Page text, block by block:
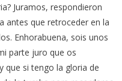
Juramos, respondieron
antes que retroceder en la
Enhorabuena, sois unos
parte juro que os
que si tengo la gloria de